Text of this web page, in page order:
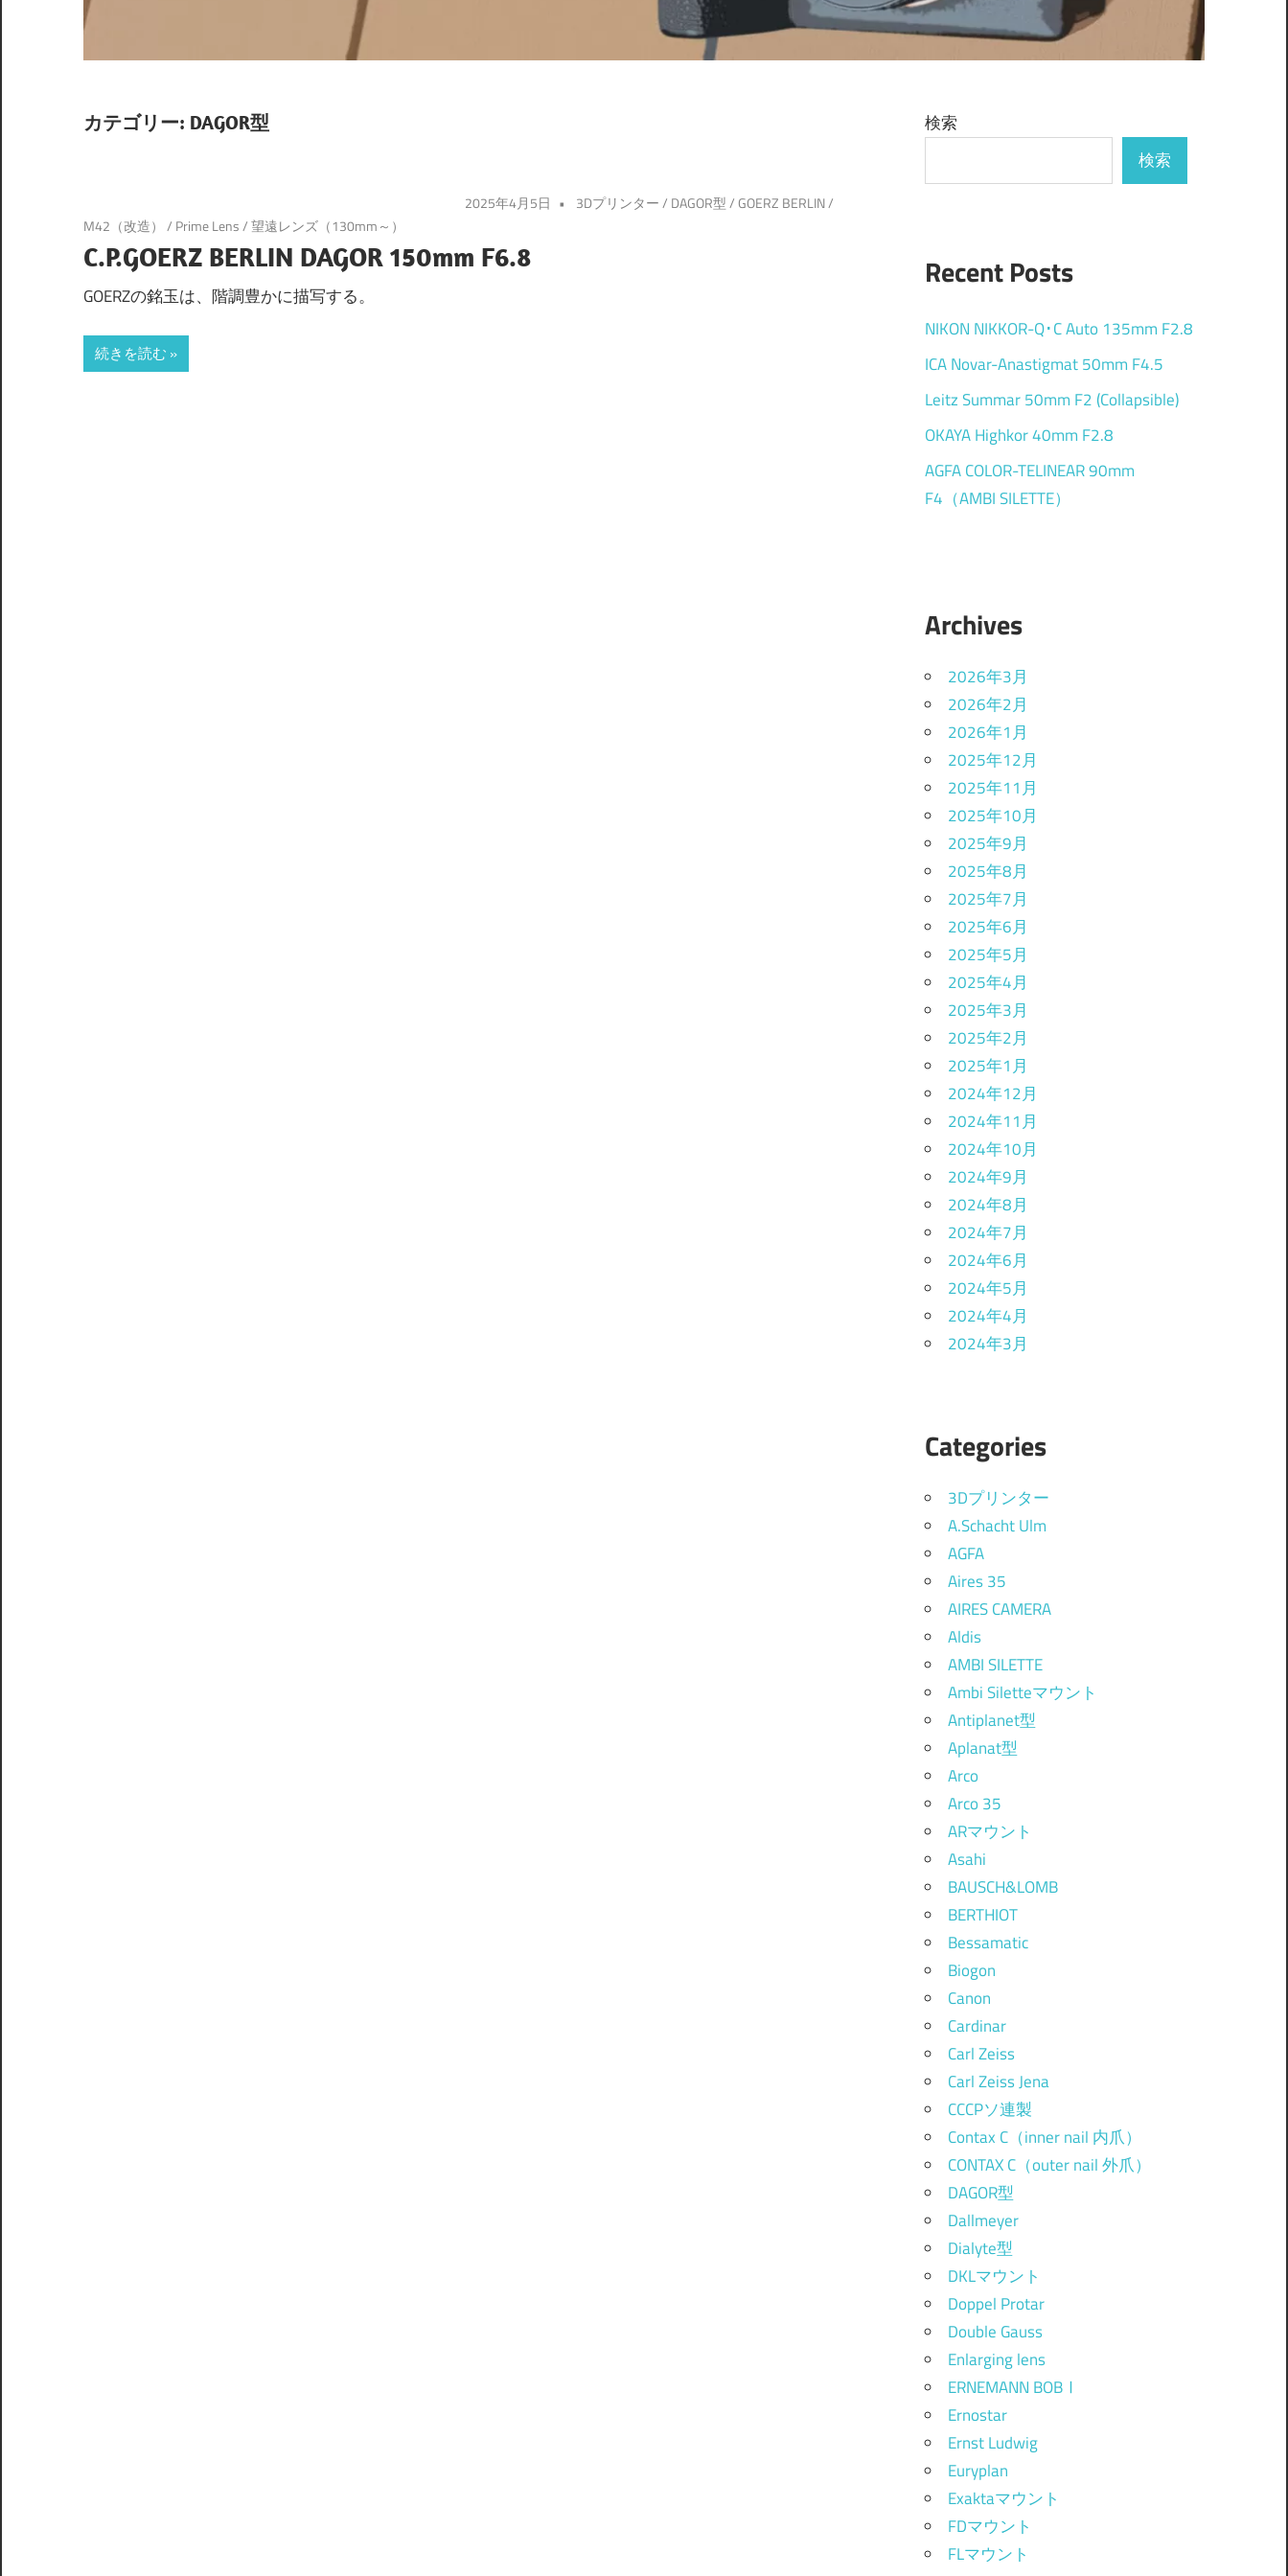
カテゴリー: DAGOR型
2025年4月5日 3Dプリンター/ DAGOR型/GOERZ BERLIN/
M42（改造） / Prime Lens/望遠レンズ（130mm～）
C.P.GOERZ BERLIN DAGOR 150mm F6.8
GOERZの銘玉は、階調豊かに描写する。
続きを読む
検索
検索
Recent Posts
NIKON NIKKOR-Q･C Auto 135mm F2.8
ICA Novar-Anastigmat 50mm F4.5
Leitz Summar 50mm F2 (Collapsible)
OKAYA Highkor 40mm F2.8
AGFA COLOR-TELINEAR 90mm
F4（AMBI SILETTE）
Archives
2026年3月
2026年2月
2026年1月
2025年12月
2025年11月
2025年10月
2025年9月
2025年8月
2025年7月
2025年6月
2025年5月
2025年4月
2025年3月
2025年2月
2025年1月
2024年12月
2024年11月
2024年10月
2024年9月
2024年8月
2024年7月
2024年6月
2024年5月
2024年4月
2024年3月
Categories
3Dプリンター
A.Schacht Ulm
AGFA
Aires 35
AIRES CAMERA
Aldis
AMBI SILETTE
Ambi Siletteマウント
Antiplanet型
Aplanat型
Arco
Arco 35
ARマウント
Asahi
BAUSCH&LOMB
BERTHIOT
Bessamatic
Biogon
Canon
Cardinar
Carl Zeiss
Carl Zeiss Jena
CCCPソ連製
Contax C（inner nail 内爪）
CONTAX C（outer nail 外爪）
DAGOR型
Dallmeyer
Dialyte型
DKLマウント
Doppel Protar
Double Gauss
Enlarging lens
ERNEMANN BOBⅠ
Ernostar
Ernst Ludwig
Euryplan
Exaktaマウント
FDマウント
FLマウント